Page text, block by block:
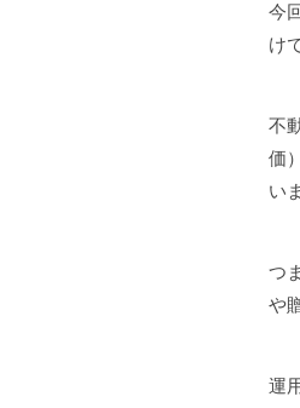
今
け
不
価
い
つ
や
運